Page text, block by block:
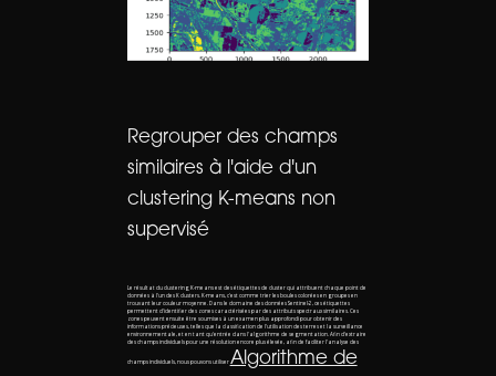
Regrouper des champs
similaires à l'aide d'un
clustering K-means non
supervisé
Le résultat du clustering K-means est des étiquettes de cluster qui attribuent chaque point de
données à l'un des K clusters. K-means, c'est comme trier les boules colorées en groupes en
trouvant leur couleur moyenne. Dans le domaine des données Sentinel-2, ces étiquettes
permettent d'identifier des zones caractérisées par des attributs spectraux similaires. Ces
zones peuvent ensuite être soumises à un examen plus approfondi pour obtenir des
informations précieuses, telles que la classification de l'utilisation des terres et la surveillance
environnementale, et en tant qu'entrée dans l'algorithme de segmentation. Afin d'extraire
des champs individuels pour une résolution encore plus élevée, afin de faciliter l'analyse des
champs individuels, nous pouvons utiliserAlgorithme de